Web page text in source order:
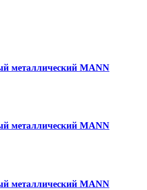
металлический MANN
металлический MANN
металлический MANN